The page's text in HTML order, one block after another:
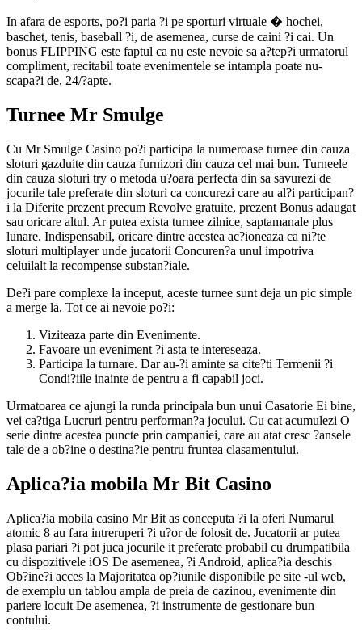
In afara de esports, po?i paria ?i pe sporturi virtuale � hochei,
baschet, tenis, baseball ?i, de asemenea, curse de caini ?i cai. Un
bonus FLIPPING este faptul ca nu este nevoie sa a?tep?i urmatorul
compliment, recitabil toate evenimentele se intampla poate nu-
scapa?i de, 24/?apte.
Turnee Mr Smulge
Cu Mr Smulge Casino po?i participa la numeroase turnee din cauza
sloturi gazduite din cauza furnizori din cauza cel mai bun. Turneele
din cauza sloturi try o metoda u?oara perfecta din sa savurezi de
jocurile tale preferate din sloturi ca concurezi care au al?i participan?
i la Diferite prezent precum Revolve gratuite, prezent Bonus adaugat
sau oricare altul. Ar putea exista turnee zilnice, saptamanale plus
lunare. Indispensabil, oricare dintre acestea ac?ioneaza ca ni?te
sloturi multiplayer unde jucatorii Concuren?a unul impotriva
celuilalt la recompense substan?iale.
De?i pare complexe la inceput, aceste turnee sunt deja un pic simple
a merge la. Tot ce ai nevoie po?i:
Viziteaza parte din Evenimente.
Favoare un eveniment ?i asta te intereseaza.
Participa la turnare. Dar au-?i aminte sa cite?ti Termenii ?i
Condi?iile inainte de pentru a fi capabil joci.
Urmatoarea ce ajungi la runda principala bun unui Casatorie Ei bine,
vei ca?tiga Lucruri pentru performan?a jocului. Cu cat acumulezi O
serie dintre acestea puncte prin campaniei, care au atat cresc ?ansele
tale de a ob?ine o destina?ie pentru fruntea clasamentului.
Aplica?ia mobila Mr Bit Casino
Aplica?ia mobila casino Mr Bit as conceputa ?i la oferi Numarul
atomic 8 au fara intreruperi ?i u?or de folosit de. Jucatorii ar putea
plasa pariari ?i pot juca jocurile it preferate probabil cu drumpatibila
cu dispozitivele iOS De asemenea, ?i Android, aplica?ia deschis
Ob?ine?i acces la Majoritatea op?iunile disponibile pe site -ul web,
de exemplu un tablou ampla de preia de cazinou, evenimente din
pariere locuit De asemenea, ?i instrumente de gestionare bun
contului.